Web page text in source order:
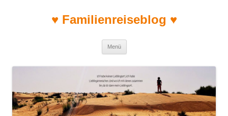
♥ Familienreiseblog ♥
Menü